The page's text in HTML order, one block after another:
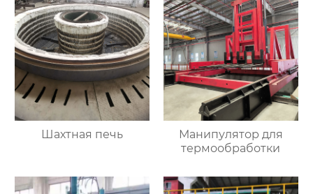
Шахтная печь
Манипулятор для
термообработки